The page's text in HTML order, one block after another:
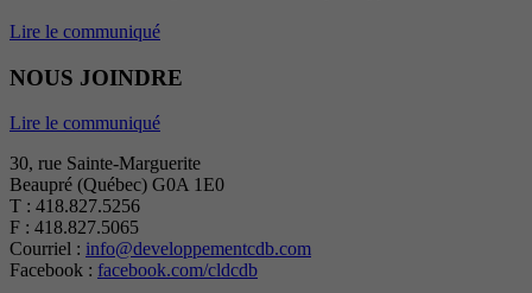
Lire le communiqué
NOUS JOINDRE
Lire le communiqué
30, rue Sainte-Marguerite
Beaupré (Québec) G0A 1E0
T : 418.827.5256
F : 418.827.5065
Courriel : info@developpementcdb.com
Facebook : facebook.com/cldcdb